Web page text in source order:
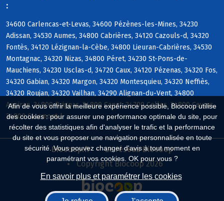
Afin de vous offrir la meilleure expérience possible, Biocoop utilise
des cookies : pour assurer une performance optimale du site, pour
récolter des statistiques afin d'analyser le trafic et la performance
du site et vous proposer une navigation personnalisée en toute
sécurité. Vous pouvez changer d'avis à tout moment en
paramétrant vos cookies. OK pour vous ?
En savoir plus et paramétrer les cookies
:
34600 Carlencas-et-Levas, 34600 Pézènes-les-Mines, 34230
Adissan, 34530 Aumes, 34800 Cabrières, 34120 Cazouls-d, 34320
Fontès, 34120 Lézignan-la-Cèbe, 34800 Lieuran-Cabrières, 34530
Montagnac, 34320 Nizas, 34800 Péret, 34230 St-Pons-de-
Mauchiens, 34230 Usclas-d, 34720 Caux, 34120 Pézenas, 34320 Fos,
34320 Gabian, 34320 Margon, 34320 Montesquieu, 34320 Neffiès,
34320 Roujan, 34320 Vailhan, 34290 Alignan-du-Vent, 34800
Aspiran, 34800 Brignac, 34800 Canet, 34700 Celles, 34800 Ceyras,
34800 Clermont-l
Biocoop.fr
Le réseau Biocoop
Copyright Biocoop 2026